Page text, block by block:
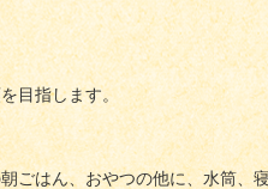
目指します。
ごはん、おやつの他に、水筒、